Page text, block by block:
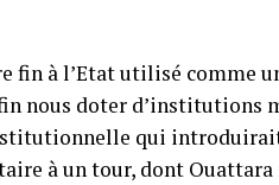
fin à l’Etat utilisé comme
nous doter d’institutions
qui
à un tour, dont Ouattara